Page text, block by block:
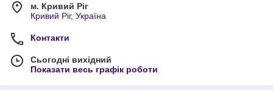
м. Кривий Ріг
Кривий Ріг, Україна
Контакти
Сьогодні вихідний
Показати весь графік роботи